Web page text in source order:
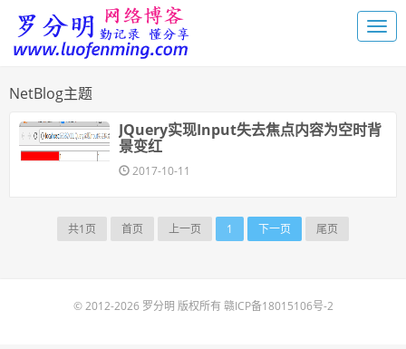
NetBlog主题
JQuery实现Input失去焦点内容为空时背
景变红
2017-10-11
共1页 首页 上一页 1 下一页 尾页
© 2012-2026 罗分明 版权所有 赣ICP备18015106号-2